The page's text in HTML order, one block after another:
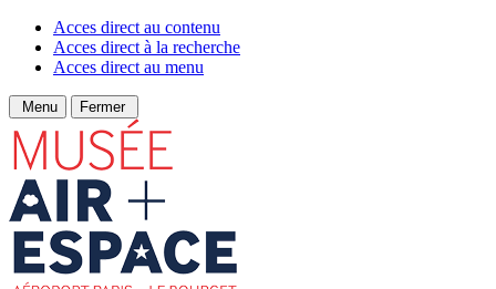
Acces direct au contenu
Acces direct à la recherche
Acces direct au menu
Menu Fermer